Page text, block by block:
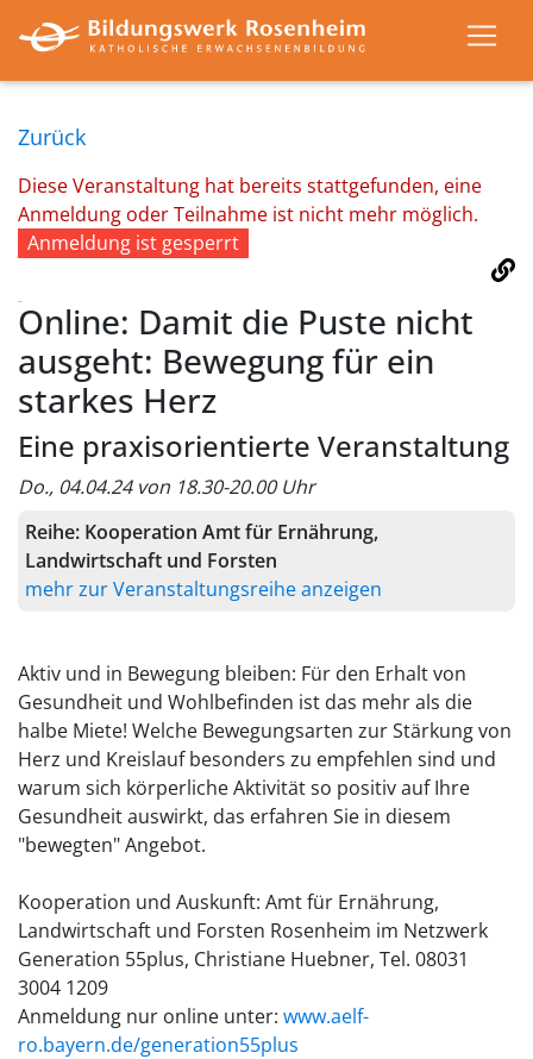
Zurück
Diese Veranstaltung hat bereits stattgefunden, eine
Anmeldung oder Teilnahme ist nicht mehr möglich.
Anmeldung ist gesperrt
Online: Damit die Puste nicht
ausgeht: Bewegung für ein
starkes Herz
Eine praxisorientierte Veranstaltung
Do., 04.04.24 von 18.30-20.00 Uhr
Reihe: Kooperation Amt für Ernährung,
Landwirtschaft und Forsten
mehr zur Veranstaltungsreihe anzeigen
Aktiv und in Bewegung bleiben: Für den Erhalt von
Gesundheit und Wohlbefinden ist das mehr als die
halbe Miete! Welche Bewegungsarten zur Stärkung von
Herz und Kreislauf besonders zu empfehlen sind und
warum sich körperliche Aktivität so positiv auf Ihre
Gesundheit auswirkt, das erfahren Sie in diesem
"bewegten" Angebot.
Kooperation und Auskunft: Amt für Ernährung,
Landwirtschaft und Forsten Rosenheim im Netzwerk
Generation 55plus, Christiane Huebner, Tel. 08031
3004 1209
Anmeldung nur online unter: www.aelf-
ro.bayern.de/generation55plus